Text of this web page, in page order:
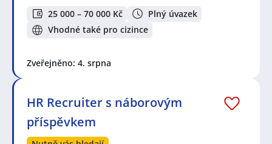
25 000 – 70 000 Kč
Plný úvazek
Vhodné také pro cizince
Zveřejněno: 4. srpna
HR Recruiter s náborovým
příspěvkem